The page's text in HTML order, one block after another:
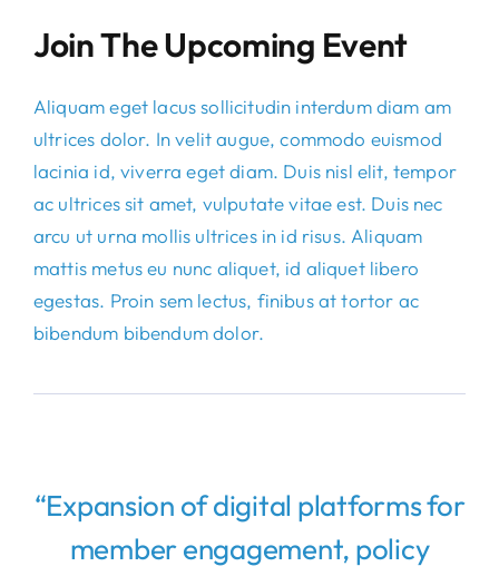
Join The Upcoming Event
Aliquam eget lacus sollicitudin interdum diam am
ultrices dolor. In velit augue, commodo euismod
lacinia id, viverra eget diam. Duis nisl elit, tempor
ac ultrices sit amet, vulputate vitae est. Duis nec
arcu ut urna mollis ultrices in id risus. Aliquam
mattis metus eu nunc aliquet, id aliquet libero
egestas. Proin sem lectus, finibus at tortor ac
bibendum bibendum dolor.
“Expansion of digital platforms for
member engagement, policy